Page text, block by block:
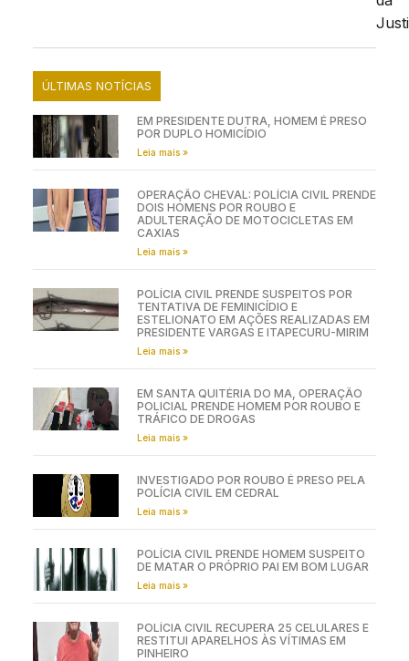
ÚLTIMAS NOTÍCIAS
EM PRESIDENTE DUTRA, HOMEM É PRESO
POR DUPLO HOMICÍDIO
Leia mais »
OPERAÇÃO CHEVAL: POLÍCIA CIVIL PRENDE
DOIS HOMENS POR ROUBO E
ADULTERAÇÃO DE MOTOCICLETAS EM
CAXIAS
Leia mais »
POLÍCIA CIVIL PRENDE SUSPEITOS POR
TENTATIVA DE FEMINICÍDIO E
ESTELIONATO EM AÇÕES REALIZADAS EM
PRESIDENTE VARGAS E ITAPECURU-MIRIM
Leia mais »
EM SANTA QUITÉRIA DO MA, OPERAÇÃO
POLICIAL PRENDE HOMEM POR ROUBO E
TRÁFICO DE DROGAS
Leia mais »
INVESTIGADO POR ROUBO É PRESO PELA
POLÍCIA CIVIL EM CEDRAL
Leia mais »
POLÍCIA CIVIL PRENDE HOMEM SUSPEITO
DE MATAR O PRÓPRIO PAI EM BOM LUGAR
Leia mais »
POLÍCIA CIVIL RECUPERA 25 CELULARES E
RESTITUI APARELHOS ÀS VÍTIMAS EM
PINHEIRO